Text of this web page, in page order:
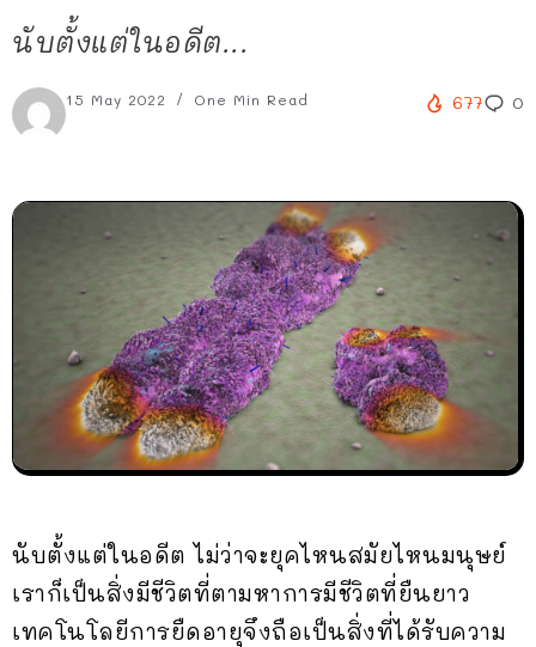
นับตั้งแต่ในอดีต...
15 May 2022 One Min Read 677 0
นับตั้งแต่ในอดีต ไม่ว่าจะยุคไหนสมัยไหนมนุษย์
เราก็เป็นสิ่งมีชีวิตที่ตามหาการมีชีวิตที่ยืนยาว
เทคโนโลยีการยืดอายุจึงถือเป็นสิ่งที่ได้รับความ